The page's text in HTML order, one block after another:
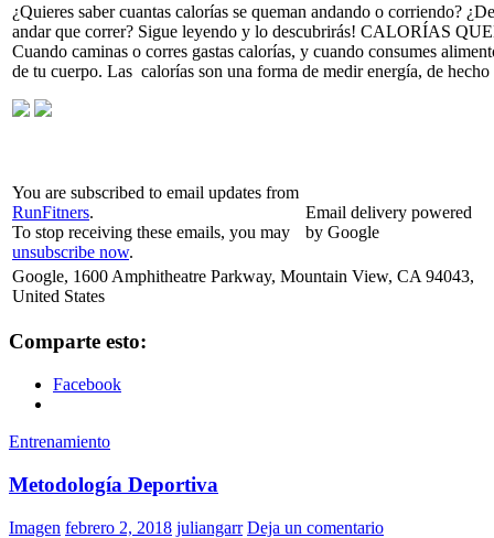
¿Quieres saber cuantas calorías se queman andando o corriendo?
andar que correr? Sigue leyendo y lo descubrirás! CALORÍAS
Cuando caminas o corres gastas calorías, y cuando consumes
de tu cuerpo. Las calorías son una forma de medir energía, de
You are subscribed to email updates from
RunFitners.
To stop receiving these emails, you may
unsubscribe now.
Email delivery powered
by Google
Google, 1600 Amphitheatre Parkway, Mountain View, CA 94043,
United States
Comparte esto:
Facebook
Entrenamiento
Metodología Deportiva
Imagen febrero 2, 2018 juliangarr Deja un comentario